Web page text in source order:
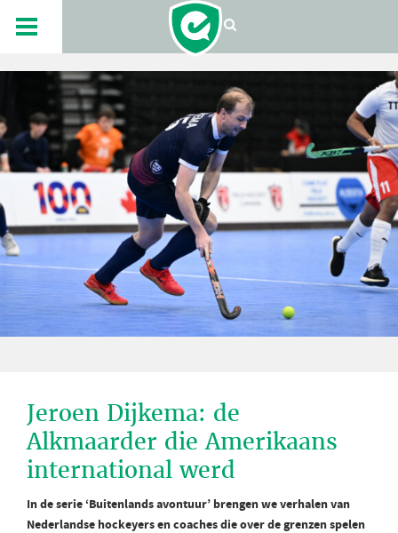
Jeroen Dijkema: de
Alkmaarder die Amerikaans
international werd
In de serie ‘Buitenlands avontuur’ brengen we verhalen van
Nederlandse hockeyers en coaches die over de grenzen spelen